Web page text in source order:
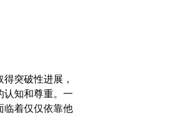
突破性进展，
认知和尊重。一
临着仅仅依靠他